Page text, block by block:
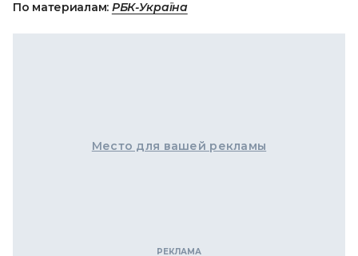
По материалам: РБК-Україна
Место для вашей рекламы